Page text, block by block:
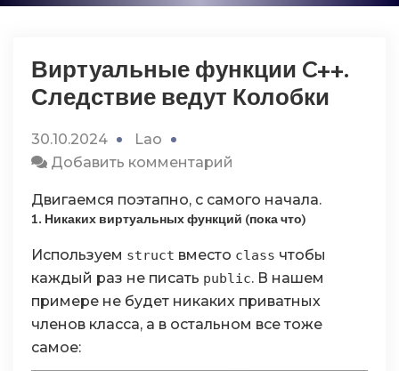
Виртуальные функции C++.
Следствие ведут Колобки
30.10.2024
Lao
Добавить комментарий
функции
C++.
Следствие
ведут
Колобки
Двигаемся поэтапно, с самого начала.
1. Никаких виртуальных функций (пока что)
Используем struct вместо class чтобы
каждый раз не писать public. В нашем
примере не будет никаких приватных
членов класса, а в остальном все тоже
самое: